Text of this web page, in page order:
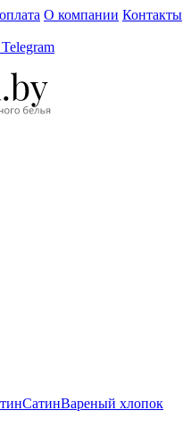
О компании Контакты
СатинВареный хлопок